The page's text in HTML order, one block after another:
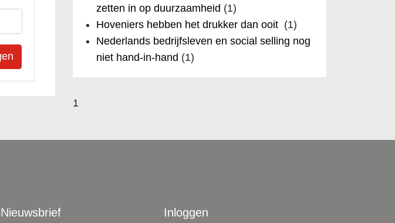
zetten in op duurzaamheid (1)
Hoveniers hebben het drukker dan ooit (1)
Nederlands bedrijfsleven en social selling nog
niet hand-in-hand (1)
1
Nieuwsbrief
Inloggen